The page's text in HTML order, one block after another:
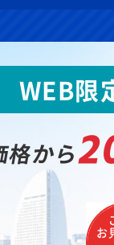
WEB限
格から
お